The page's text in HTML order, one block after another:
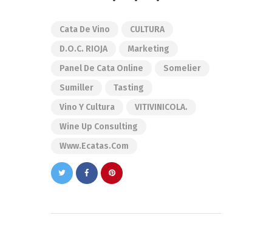
Cata De Vino
CULTURA
D.O.C. RIOJA
Marketing
Panel De Cata Online
Somelier
Sumiller
Tasting
Vino Y Cultura
VITIVINICOLA.
Wine Up Consulting
Www.ecatas.com